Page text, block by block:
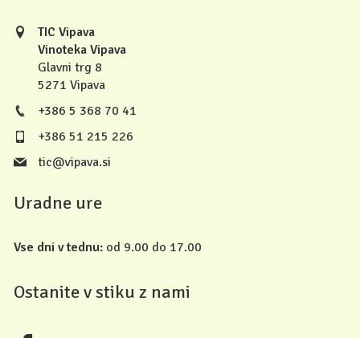
TIC Vipava
Vinoteka Vipava
Glavni trg 8
5271 Vipava
+386 5 368 70 41
+386 51 215 226
tic@vipava.si
Uradne ure
Vse dni v tednu: od 9.00 do 17.00
Ostanite v stiku z nami